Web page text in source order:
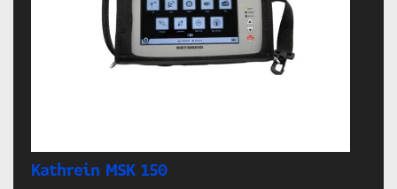
Kathrein MSK 150